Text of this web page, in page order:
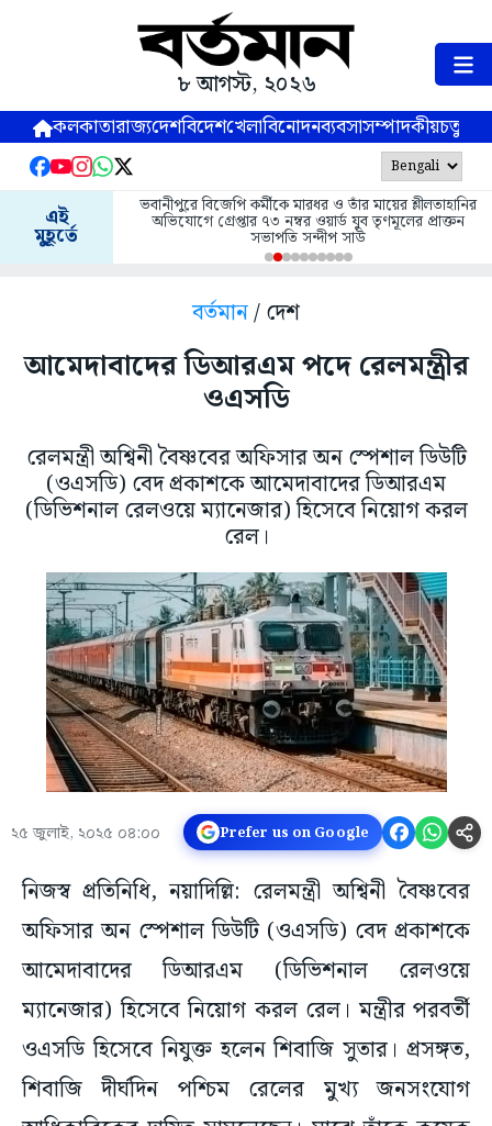
৮ আগস্ট, ২০২৬
কলকাতারাজ্যদেশবিদেশখেলাবিনোদনব্যবসাসম্পাদকীয়
এই
মুহূর্তে
ভবানীপুরে বিজেপি কর্মীকে মারধর ও তাঁর মায়ের শ্লীলতাহানির
অভিযোগে গ্রেপ্তার ৭৩ নম্বর ওয়ার্ড যুব তৃণমূলের প্রাক্তন
সভাপতি সন্দীপ সাউ
বর্তমান/ দেশ
আমেদাবাদের ডিআরএম পদে রেলমন্ত্রীর
ওএসডি
রেলমন্ত্রী অশ্বিনী বৈষ্ণবের অফিসার অন স্পেশাল ডিউটি
(ওএসডি) বেদ প্রকাশকে আমেদাবাদের ডিআরএম
(ডিভিশনাল রেলওয়ে ম্যানেজার) হিসেবে নিয়োগ করল
রেল।
২৫ জুলাই, ২০২৫ ০৪:০০ Prefer us on Google
নিজস্ব প্রতিনিধি, নয়াদিল্লি: রেলমন্ত্রী অশ্বিনী বৈষ্ণবের
অফিসার অন স্পেশাল ডিউটি (ওএসডি) বেদ প্রকাশকে
আমেদাবাদের ডিআরএম (ডিভিশনাল রেলওয়ে
ম্যানেজার) হিসেবে নিয়োগ করল রেল। মন্ত্রীর পরবর্তী
ওএসডি হিসেবে নিযুক্ত হলেন শিবাজি সুতার। প্রসঙ্গত,
শিবাজি দীর্ঘদিন পশ্চিম রেলের মুখ্য জনসংযোগ